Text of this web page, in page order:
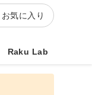
お気に入り
Raku Lab